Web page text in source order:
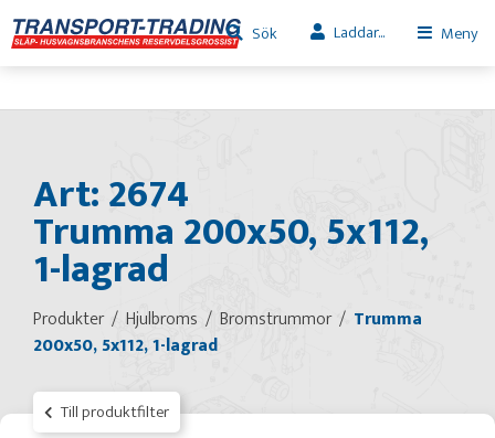
Sök Laddar... Meny
Art: 2674
Trumma 200x50, 5x112,
1-lagrad
Produkter Hjulbroms Bromstrummor
Trumma
200x50, 5x112, 1-lagrad
Till produktfilter